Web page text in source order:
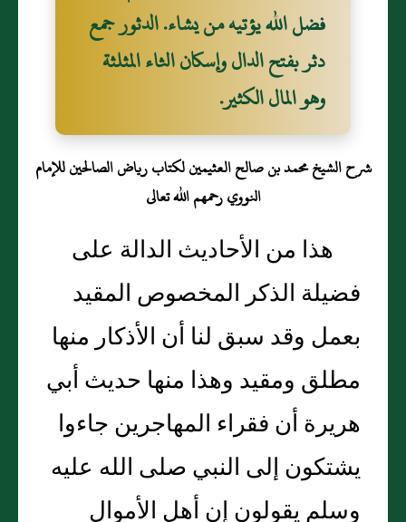
فضل الله يؤتيه من يشاء. الدثور جمع
دثر بفتح الدال وإسكان الثاء المثلثة
وهو المال الكثير.
شرح الشيخ محمد بن صالح العثيمين لكتاب رياض الصالحين للإمام
النووي رحمهم الله تعالى
هذا من الأحاديث الدالة على
فضيلة الذكر المخصوص المقيد
بعمل وقد سبق لنا أن الأذكار منها
مطلق ومقيد وهذا منها حديث أبي
هريرة أن فقراء المهاجرين جاءوا
يشتكون إلى النبي صلى الله عليه
وسلم يقولون إن أهل الأموال